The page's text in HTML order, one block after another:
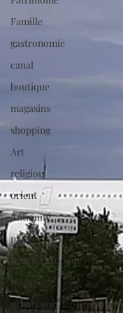
Famille
gastronomie
canal
boutique
magasins
shopping
Art
religion
orient
Antiquité
pays
Spectacle de rue
transport
urbanisme